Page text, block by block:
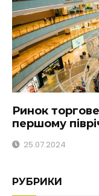
Ринок
першому
25.07.2024
РУБРИКИ